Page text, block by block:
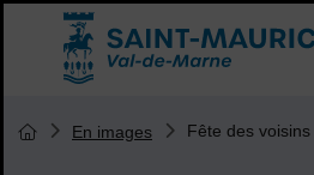
Menu de raccourcis
Accueil ville de Saint-Maurice
Vous êtes ici :
Page d'accueil du site
En images Fête des voisins